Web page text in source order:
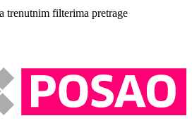
trenutnim filterima pretrage